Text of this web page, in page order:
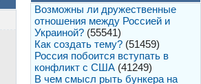
Возможны ли дружественные
отношения между Россией и
Украиной? (55541)
Как создать тему? (51459)
Россия побоится вступать в
конфликт с США (41249)
В чем смысл рыть бункера на